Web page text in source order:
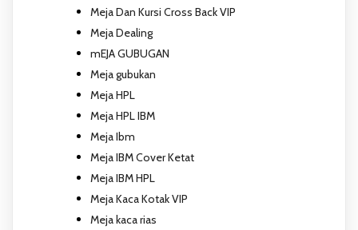
Meja Dan Kursi Cross Back VIP
Meja Dealing
mEJA GUBUGAN
Meja gubukan
Meja HPL
Meja HPL IBM
Meja Ibm
Meja IBM Cover Ketat
Meja IBM HPL
Meja Kaca Kotak VIP
Meja kaca rias